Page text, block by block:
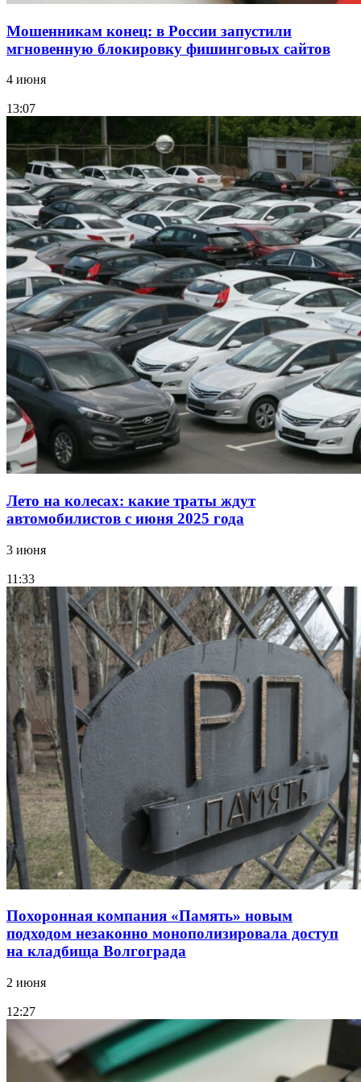
Мошенникам конец: в России запустили
мгновенную блокировку фишинговых сайтов
4 июня
13:07
Лето на колесах: какие траты ждут
автомобилистов с июня 2025 года
3 июня
11:33
Похоронная компания «Память» новым
подходом незаконно монополизировала доступ
на кладбища Волгограда
2 июня
12:27